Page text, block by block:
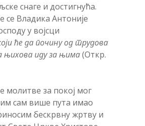
снаге и достигнућа.
се Владика Антоније
у војсци
ће да почину од трудова
њихова иду за њима(Откр.
за покој мог
сам више пута имао
бескрвну жртву и